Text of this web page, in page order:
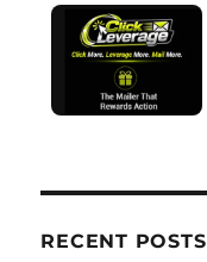
RECENT POSTS